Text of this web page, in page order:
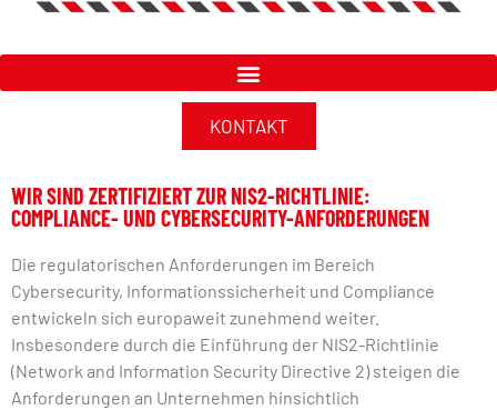
KONTAKT
WIR SIND ZERTIFIZIERT ZUR NIS2-RICHTLINIE:
COMPLIANCE- UND CYBERSECURITY-ANFORDERUNGEN
Die regulatorischen Anforderungen im Bereich
Cybersecurity, Informationssicherheit und Compliance
entwickeln sich europaweit zunehmend weiter.
Insbesondere durch die Einführung der NIS2-Richtlinie
(Network and Information Security Directive 2) steigen die
Anforderungen an Unternehmen hinsichtlich